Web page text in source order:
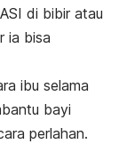
di bibir atau
ia bisa
ibu selama
bayi
perlahan.